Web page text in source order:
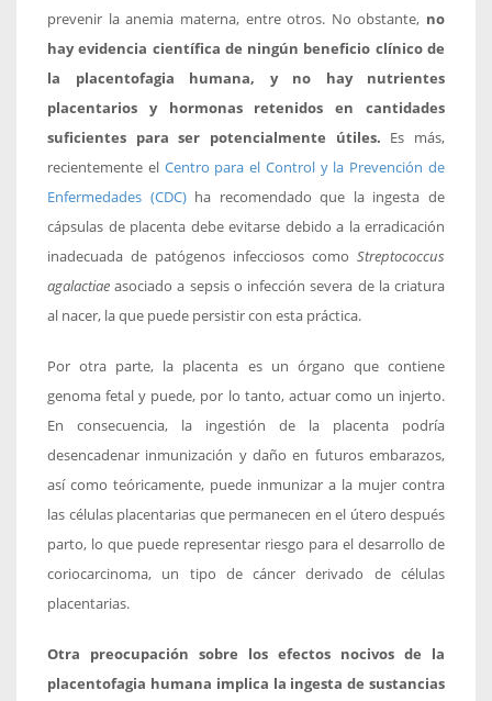
prevenir la anemia materna, entre otros. No obstante, no
hay evidencia científica de ningún beneficio clínico de
la placentofagia humana, y no hay nutrientes
placentarios y hormonas retenidos en cantidades
suficientes para ser potencialmente útiles. Es más,
recientemente el Centro para el Control y la Prevención de
Enfermedades (CDC)ha recomendado que la ingesta de
cápsulas de placenta debe evitarse debido a la erradicación
inadecuada de patógenos infecciosos como Streptococcus
agalactiae asociado a sepsis o infección severa de la criatura
al nacer, la que puede persistir con esta práctica.
Por otra parte, la placenta es un órgano que contiene
genoma fetal y puede, por lo tanto, actuar como un injerto.
En consecuencia, la ingestión de la placenta podría
desencadenar inmunización y daño en futuros embarazos,
así como teóricamente, puede inmunizar a la mujer contra
las células placentarias que permanecen en el útero después
parto, lo que puede representar riesgo para el desarrollo de
coriocarcinoma, un tipo de cáncer derivado de células
placentarias.
Otra preocupación sobre los efectos nocivos de la
placentofagia humana implica la ingesta de sustancias